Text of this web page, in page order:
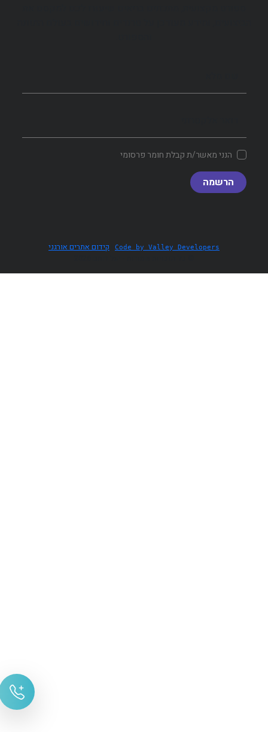
הנני מאשר/ת קבלת חומר פרסומי
הרשמה
Code by Valley Developers
| קידום אתרים אורגני